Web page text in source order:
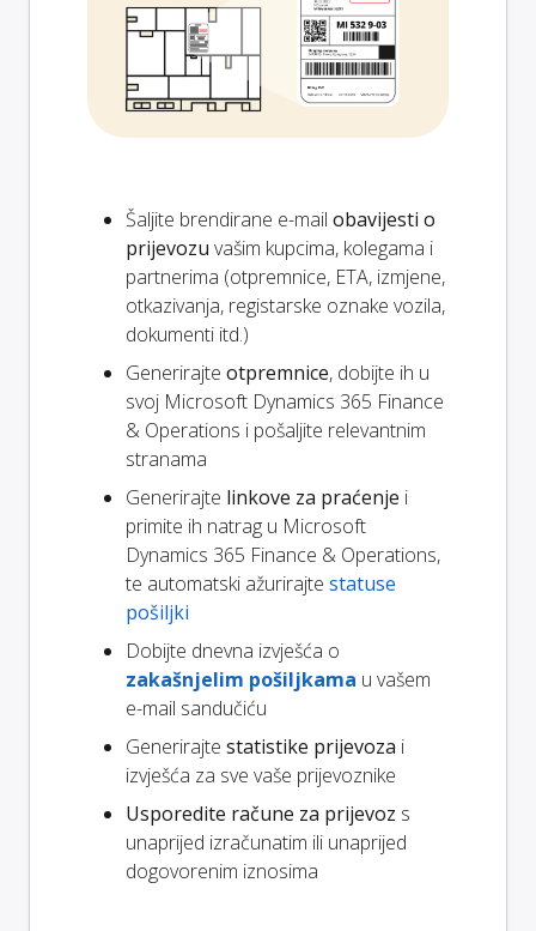
Šaljite brendirane e-mail obavijesti o
prijevozu vašim kupcima, kolegama i
partnerima (otpremnice, ETA, izmjene,
otkazivanja, registarske oznake vozila,
dokumenti itd.)
Generirajte otpremnice, dobijte ih u
svoj Microsoft Dynamics 365 Finance
& Operations i pošaljite relevantnim
stranama
Generirajte linkove za praćenje i
primite ih natrag u Microsoft
Dynamics 365 Finance & Operations,
te automatski ažurirajte statuse
pošiljki
Dobijte dnevna izvješća o
zakašnjelim pošiljkama u vašem
e-mail sandučiću
Generirajte statistike prijevoza i
izvješća za sve vaše prijevoznike
Usporedite račune za prijevoz s
unaprijed izračunatim ili unaprijed
dogovorenim iznosima